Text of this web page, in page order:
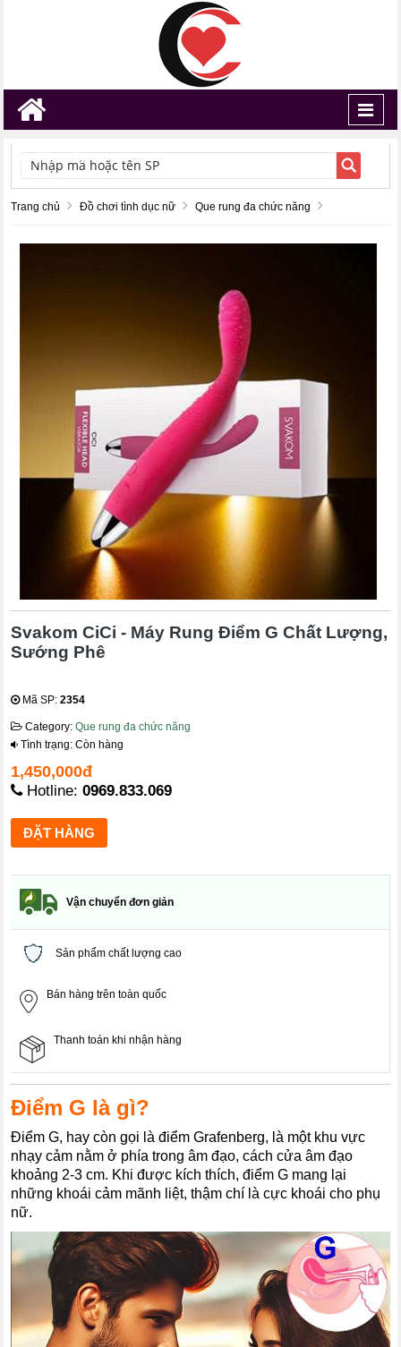
TÌM KIẾM
Trang chủ Đồ chơi tình dục nữ Que rung đa chức năng
Svakom CiCi - Máy Rung Điểm G Chất Lượng,
Sướng Phê
Mã SP:2354
Category:Que rung đa chức năng
Tình trạng: Còn hàng
1,450,000đ
Hotline:0969.833.069
Vận chuyển đơn giản
Sản phẩm chất lượng cao
Bán hàng trên toàn quốc
Thanh toán khi nhận hàng
Điểm G là gì?
Điểm G, hay còn gọi là điểm Grafenberg, là một khu vực
nhạy cảm nằm ở phía trong âm đạo, cách cửa âm đạo
khoảng 2-3 cm. Khi được kích thích, điểm G mang lại
những khoái cảm mãnh liệt, thậm chí là cực khoái cho phụ
nữ.